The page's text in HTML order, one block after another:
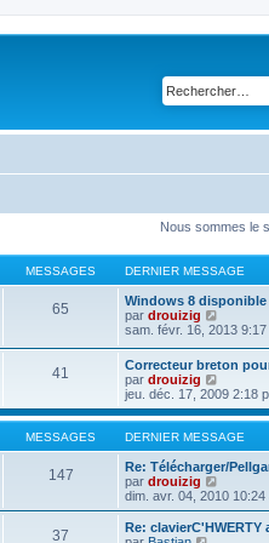
Nous sommes le
MESSAGES DERNIER MESSAGE
65
Windows 8
par drouizig
o
u
l
t
e
r
l
d
e
r
n
i
sam. févr. 16, 2013 9:17
41
Correcteur breton
par drouizig
o
n
s
u
l
t
r
l
e
jeu. déc. 17, 2009 2:18
MESSAGES DERNIER MESSAGE
147
Re: Télécharger/
par drouizig
o
n
s
dim. avr. 04, 2010 10:24
37
Re: clavierC'HWERTY